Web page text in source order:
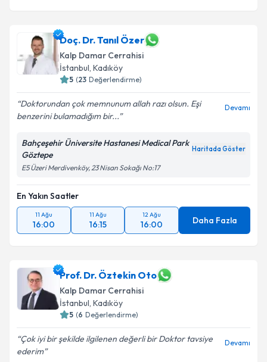
Doç. Dr. Tanıl Özer
Kalp Damar Cerrahisi
İstanbul, Kadıköy
5 (23 Değerlendirme)
Doktorundan çok memnunum allah razı olsun. Eşi
benzerini bulamadığım bir...
Devamı
Bahçeşehir Üniversite Hastanesi Medical Park
Göztepe
Haritada Göster
E5 Üzeri Merdivenköy, 23 Nisan Sokağı No:17
En Yakın Saatler
11 Ağu
16:00
11 Ağu
16:15
12 Ağu
16:00 Daha Fazla
Prof. Dr. Öztekin Oto
Kalp Damar Cerrahisi
İstanbul, Kadıköy
5 (6 Değerlendirme)
Çok iyi bir şekilde ilgilenen değerli bir Doktor tavsiye
ederim
Devamı